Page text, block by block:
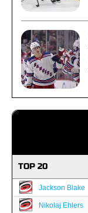
TOP 20
Jackson Blake
Nikolaj Ehlers